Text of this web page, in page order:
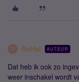
R RoHaf AUTEUR
Dat heb ik ook zo
weer inschakel wordt